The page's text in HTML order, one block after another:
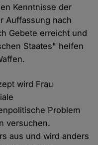
Kenntnisse der
Auffassung nach
Gebete erreicht und
Staates" helfen
wird Frau
Problem
versuchen.
aus und wird anders